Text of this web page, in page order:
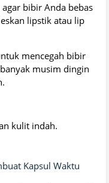
bibir Anda bebas
lipstik atau lip
mencegah bibir
musim dingin
kulit indah.
Kapsul Waktu